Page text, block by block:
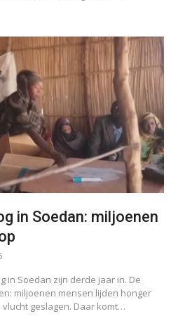
in Soedan: miljoenen
in Soedan zijn derde jaar in. De
miljoenen mensen lijden honger
geslagen. Daar komt…